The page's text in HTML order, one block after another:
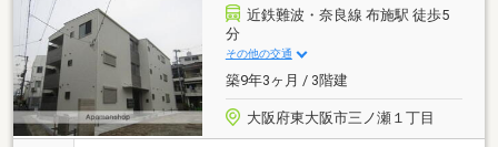
近鉄難波・奈良線 布施駅 徒歩5
分
その他の交通
築9年3ヶ月 / 3階建
大阪府東大阪市三ノ瀬１丁目